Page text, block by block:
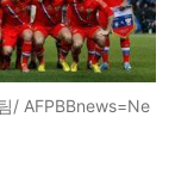
/ AFPBBnews=Ne